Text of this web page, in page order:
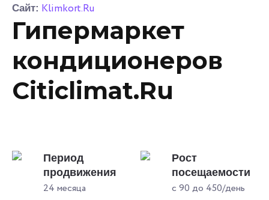
Сайт: Klimkort.Ru
Гипермаркет
кондиционеров
Citiclimat.Ru
Период
продвижения
24 месяца
Рост
посещаемости
с 90 до 450/день